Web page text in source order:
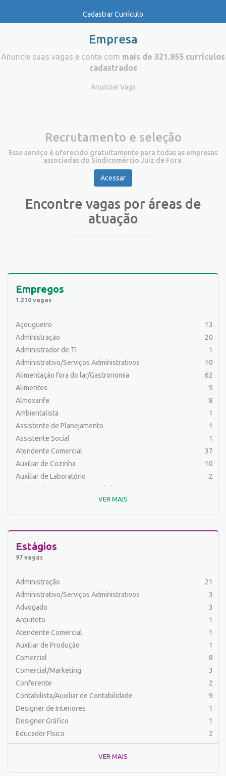
Cadastrar Currículo
Empresa
Anuncie suas vagas e conte com mais de 321.955 currículos
cadastrados
Anunciar Vaga
Recrutamento e seleção
Esse serviço é oferecido gratuitamente para todas as empresas
associadas do Sindicomércio Juiz de Fora.
Acessar
Encontre vagas por áreas de
atuação
Empregos
1.210 vagas
Açougueiro
13
Administração
20
Administrador de TI
1
Administrativo/Serviços Administrativos
10
Alimentação fora do lar/Gastronomia
62
Alimentos
9
Almoxarife
8
Ambientalista
1
Assistente de Planejamento
1
Assistente Social
1
Atendente Comercial
37
Auxiliar de Cozinha
10
Auxiliar de Laboratório
2
Auxiliar de Manutenção Predial
2
Auxiliar de Operações
25
Balconista
Cabeleireiro
Caixa Bancário/Operador de Caixa
Carpinteiro
Carregador/Ajudante Carga e Descarga
Comercial
Comercial/Marketing
Comprador
Conferente
Contabilista/Auxiliar de Contabilidade
Controlador
Costureira/Costureiro Industrial
Cozinha/ Pizzaiolo
Cozinheiro
Cuidador de Crianças e Idosos
5
Desenvolvedor de Sistema
VER MAIS
Estágios
97 vagas
Administração
21
Administrativo/Serviços Administrativos
3
Advogado
3
Arquiteto
1
Atendente Comercial
1
Auxiliar de Produção
1
Comercial
8
Comercial/Marketing
3
Conferente
2
Contabilista/Auxiliar de Contabilidade
9
Designer de Interiores
1
Designer Gráfico
1
Educador Físico
2
Engenharia (Outras)
1
Engenharia Elétrica e Eletrônica
1
VER MAIS